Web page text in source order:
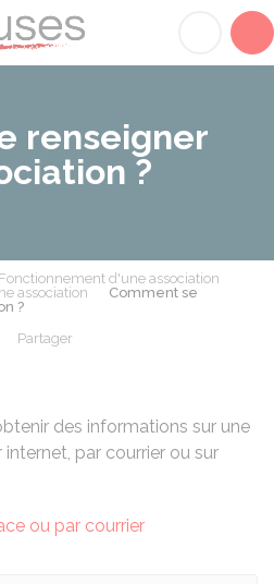
renseigner
?
Fonctionnement d'une association
association
Comment se
?
Partager
des informations sur une
par courrier ou sur
ou par courrier